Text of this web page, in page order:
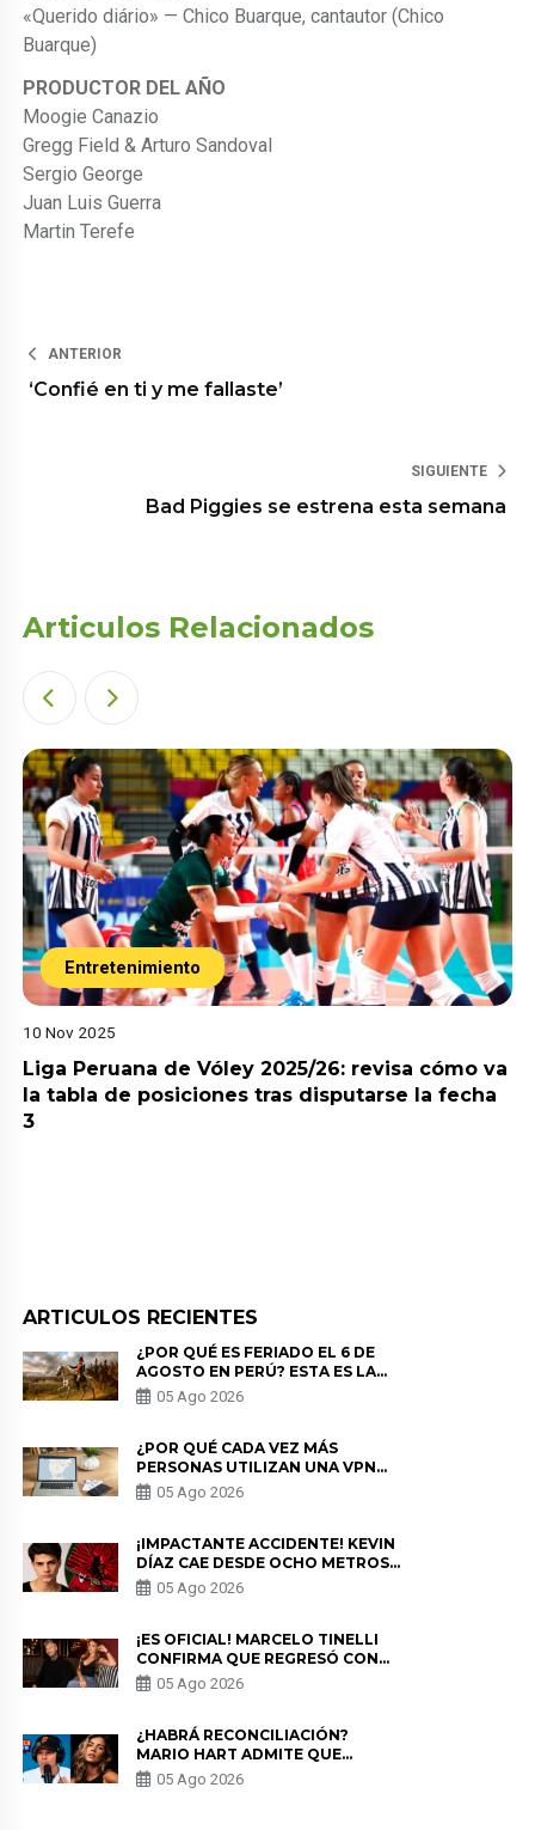
«Querido diário» — Chico Buarque, cantautor (Chico
Buarque)
PRODUCTOR DEL AÑO
Moogie Canazio
Gregg Field & Arturo Sandoval
Sergio George
Juan Luis Guerra
Martin Terefe
ANTERIOR
‘Confié en ti y me fallaste’
SIGUIENTE
Bad Piggies se estrena esta semana
Articulos Relacionados
Entretenimiento
10 Nov 2025
Liga Peruana de Vóley 2025/26: revisa cómo va
la tabla de posiciones tras disputarse la fecha
3
ARTICULOS RECIENTES
¿POR QUÉ ES FERIADO EL 6 DE
AGOSTO EN PERÚ? ESTA ES LA
HISTORIA
05 Ago 2026
¿POR QUÉ CADA VEZ MÁS
PERSONAS UTILIZAN UNA VPN
PARA PROTEGER SU
PRIVACIDAD?
05 Ago 2026
¡IMPACTANTE ACCIDENTE! KEVIN
DÍAZ CAE DESDE OCHO METROS
EN “ESTO ES GUERRA” Y GENERA
PREOCUPACIÓN
05 Ago 2026
¡ES OFICIAL! MARCELO TINELLI
CONFIRMA QUE REGRESÓ CON
MILETT FIGUEROA: “EL AMOR
PUDO MÁS”
05 Ago 2026
¿HABRÁ RECONCILIACIÓN?
MARIO HART ADMITE QUE
PODRÍA VOLVER CON KORINA
RIVADENEIRA: “NO LE CERRARÍA
05 Ago 2026